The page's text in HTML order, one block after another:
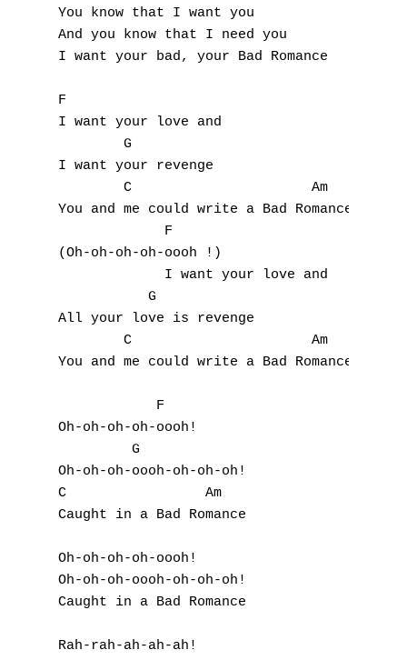
You know that I want you
And you know that I need you
I want your bad, your Bad Romance
F
I want your love and
        G
I want your revenge
        C                      Am
You and me could write a Bad Romance
             F
(Oh-oh-oh-oh-oooh !)
             I want your love and
           G
All your love is revenge
        C                      Am
You and me could write a Bad Romance
            F
Oh-oh-oh-oh-oooh!
         G
Oh-oh-oh-oooh-oh-oh-oh!
C                 Am
Caught in a Bad Romance
Oh-oh-oh-oh-oooh!
Oh-oh-oh-oooh-oh-oh-oh!
Caught in a Bad Romance
Rah-rah-ah-ah-ah!